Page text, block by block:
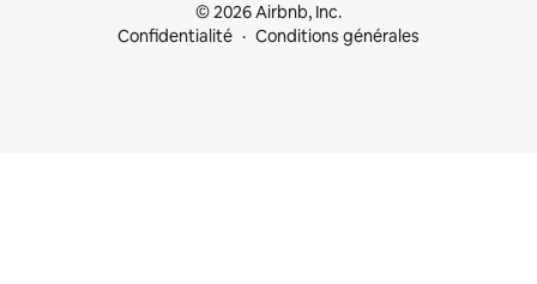
© 2026 Airbnb, Inc.
Confidentialité
Conditions générales